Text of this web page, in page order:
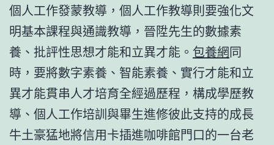
個人工作發蒙教導，個人工作教導則要強化文
明基本課程與通識教導，晉陞先生的數據素
養、批評性思想才能和立異才能。 包養網同
時，要將數字素養、智能素養、實行才能和立
異才能貫串人才培育全經過歷程，構成學歷教
導、個人工作培訓與畢生進修彼此支持的成長
牛土豪猛地將信用卡插進咖啡館門口的一台老